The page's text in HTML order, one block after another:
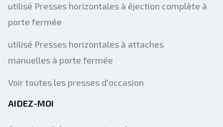
utilisé Presses horizontales à éjection complète à
porte fermée
utilisé Presses horizontales à attaches
manuelles à porte fermée
Voir toutes les presses d'occasion
AIDEZ-MOI